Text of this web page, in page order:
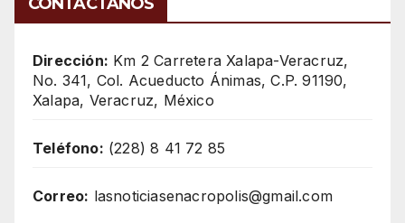
Dirección: Km 2 Carretera Xalapa-Veracruz,
No. 341, Col. Acueducto Ánimas, C.P. 91190,
Xalapa, Veracruz, México
Teléfono: (228) 8 41 72 85
Correo: lasnoticiasenacropolis@gmail.com